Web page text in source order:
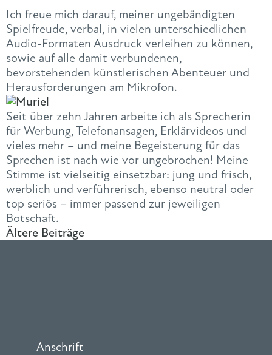
Ich freue mich darauf, meiner ungebändigten
Spielfreude, verbal, in vielen unterschiedlichen
Audio-Formaten Ausdruck verleihen zu können,
sowie auf alle damit verbundenen,
bevorstehenden künstlerischen Abenteuer und
Herausforderungen am Mikrofon.
Seit über zehn Jahren arbeite ich als Sprecherin
für Werbung, Telefonansagen, Erklärvideos und
vieles mehr – und meine Begeisterung für das
Sprechen ist nach wie vor ungebrochen! Meine
Stimme ist vielseitig einsetzbar: jung und frisch,
werblich und verführerisch, ebenso neutral oder
top seriös – immer passend zur jeweiligen
Botschaft.
Ältere Beiträge
Anschrift